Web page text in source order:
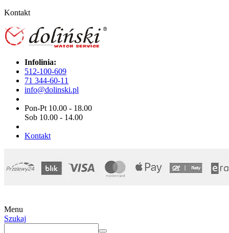
Kontakt
Infolinia:
512-100-609
71 344-60-11
info@dolinski.pl
Pon-Pt 10.00 - 18.00
Sob 10.00 - 14.00
Kontakt
Menu
Szukaj